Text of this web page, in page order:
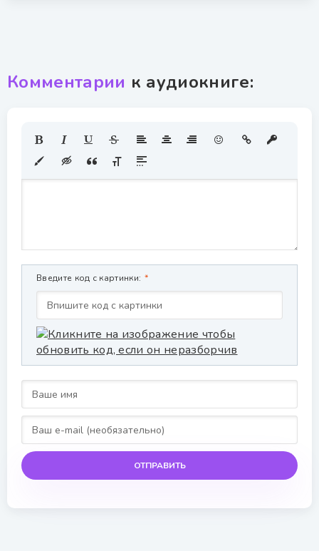
Комментарии к аудиокниге:
Введите код с картинки:
ОТПРАВИТЬ